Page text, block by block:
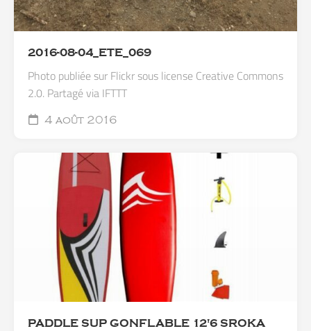
2016-08-04_ETE_069
Photo publiée sur Flickr sous license Creative Commons
2.0. Partagé via IFTTT
4 août 2016
PADDLE SUP GONFLABLE 12'6 SROKA